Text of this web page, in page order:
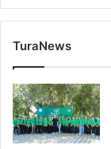
TuraNews